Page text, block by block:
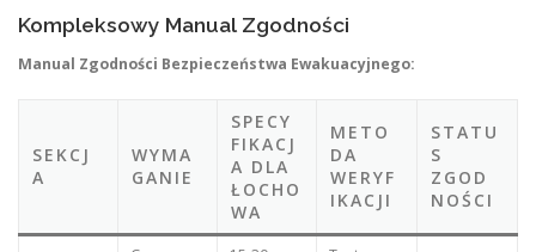
Kompleksowy Manual Zgodności
Manual Zgodności Bezpieczeństwa Ewakuacyjnego:
SEKCJ
A
WYMA
GANIE
SPECY
FIKACJ
A DLA
ŁOCHO
WA
METO
DA
WERYF
IKACJI
STATU
S
ZGOD
NOŚCI